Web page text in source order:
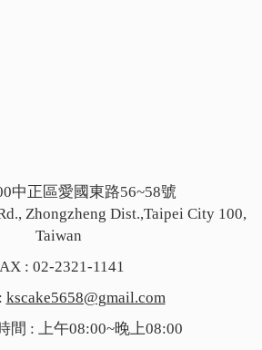
中正區愛國東路56~58號
Zhongzheng Dist.,Taipei City 100,
Taiwan
: 02-2321-1141
kscake5658@gmail.com
間 : 上午08:00~晚上08:00